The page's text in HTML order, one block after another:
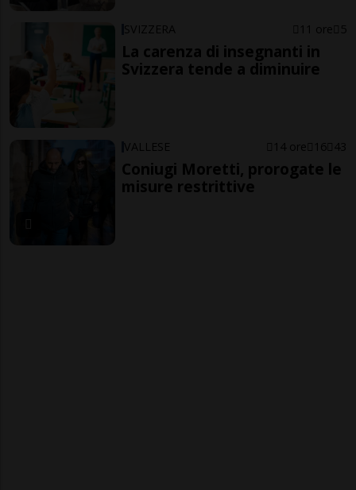
SVIZZERA 11 ore 5
La carenza di insegnanti in
Svizzera tende a diminuire
VALLESE 14 ore 16 43
Coniugi Moretti, prorogate le
misure restrittive